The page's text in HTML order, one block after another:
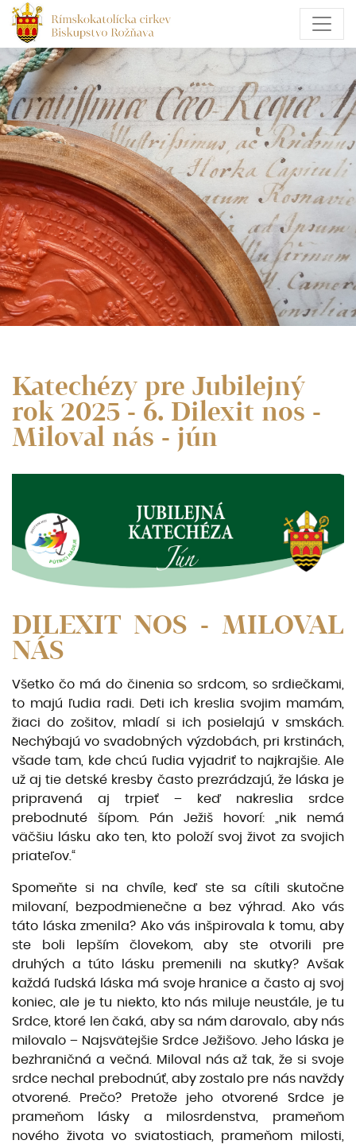
Katechézy pre Jubilejný
rok 2025 - 6. Dilexit nos -
Miloval nás - jún
DILEXIT NOS - MILOVAL
NÁS
Všetko čo má do činenia so srdcom, so srdiečkami,
to majú ľudia radi. Deti ich kreslia svojim mamám,
žiaci do zošitov, mladí si ich posielajú v smskách.
Nechýbajú vo svadobných výzdobách, pri krstinách,
všade tam, kde chcú ľudia vyjadriť to najkrajšie. Ale
už aj tie detské kresby často prezrádzajú, že láska je
pripravená aj trpieť – keď nakreslia srdce
prebodnuté šípom. Pán Ježiš hovorí: „nik nemá
väčšiu lásku ako ten, kto položí svoj život za svojich
priateľov.“
Spomeňte si na chvíle, keď ste sa cítili skutočne
milovaní, bezpodmienečne a bez výhrad. Ako vás
táto láska zmenila? Ako vás inšpirovala k tomu, aby
ste boli lepším človekom, aby ste otvorili pre
druhých a túto lásku premenili na skutky? Avšak
každá ľudská láska má svoje hranice a často aj svoj
koniec, ale je tu niekto, kto nás miluje neustále, je tu
Srdce, ktoré len čaká, aby sa nám darovalo, aby nás
milovalo – Najsvätejšie Srdce Ježišovo. Jeho láska je
bezhraničná a večná. Miloval nás až tak, že si svoje
srdce ne­chal prebodnúť, aby zostalo pre nás navždy
otvorené. Prečo? Pretože jeho otvorené Srdce je
prameňom lásky a milosrdenstva, prameňom
nového života vo sviatostiach, prameňom milosti,